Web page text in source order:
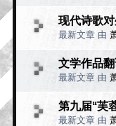
现代诗歌
最新文章 由
文学作品
最新文章 由
第九届“芙
最新文章 由